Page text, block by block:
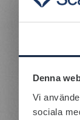
Denna
Vi
sociala